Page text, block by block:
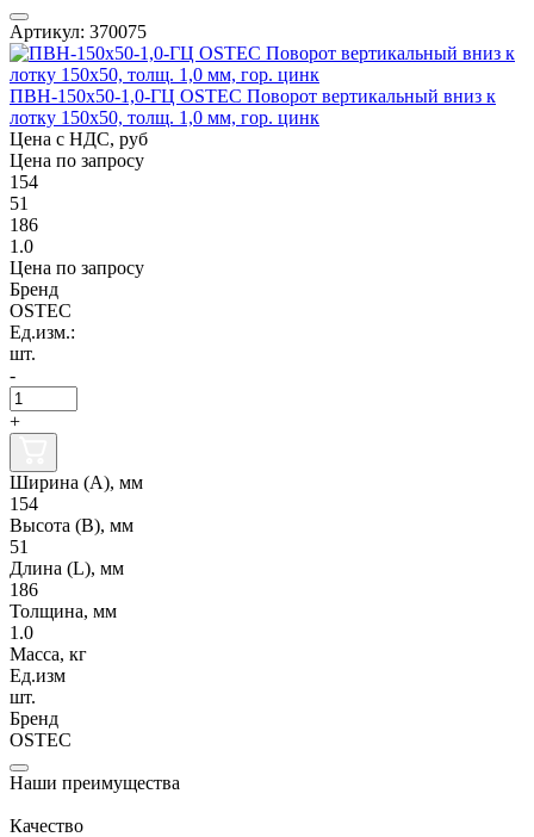
Артикул: 370075
ПВН-150х50-1,0-ГЦ OSTEC Поворот вертикальный вниз к
лотку 150х50, толщ. 1,0 мм, гор. цинк
Цена с НДС, руб
Цена по запросу
154
51
186
1.0
Цена по запросу
Бренд
OSTEC
Ед.изм.:
шт.
-
+
Ширина (А), мм
154
Высота (В), мм
51
Длина (L), мм
186
Толщина, мм
1.0
Масса, кг
Ед.изм
шт.
Бренд
OSTEC
Наши преимущества
Качество